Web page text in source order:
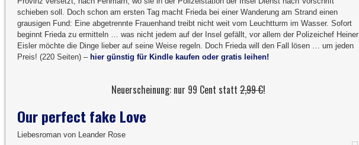
schieben soll. Doch schon am ersten Tag macht Frieda bei einer Wanderung am Strand einen
grausigen Fund: Eine abgetrennte Frauenhand treibt nicht weit vom Leuchtturm im Wasser. Sofort
beginnt Frieda zu ermitteln … was nicht jedem auf der Insel gefällt, vor allem der Polizeichef Heiner
Eisler möchte die Dinge lieber auf seine Weise regeln. Doch Frieda will den Fall lösen … um jeden
Preis! (220 Seiten) – hier günstig für Kindle kaufen oder gratis leihen!
Neuerscheinung: nur 99 Cent statt 2,99 €!
Our perfect fake Love
Liebesroman von Leander Rose